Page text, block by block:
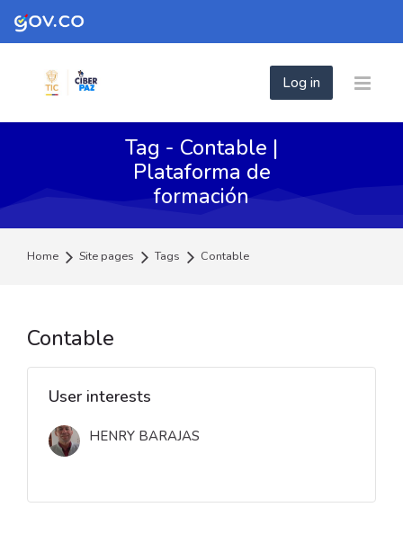
Skip to navigation
Skip to login form
Skip to footer
Skip to main content
Log in
Tag - Contable |
Plataforma de
formación
Home Site pages Tags Contable
Contable
User interests
HENRY BARAJAS